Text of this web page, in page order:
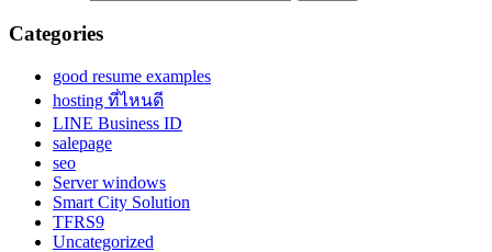
Categories
good resume examples
hosting ที่ไหนดี
LINE Business ID
salepage
seo
Server windows
Smart City Solution
TFRS9
Uncategorized